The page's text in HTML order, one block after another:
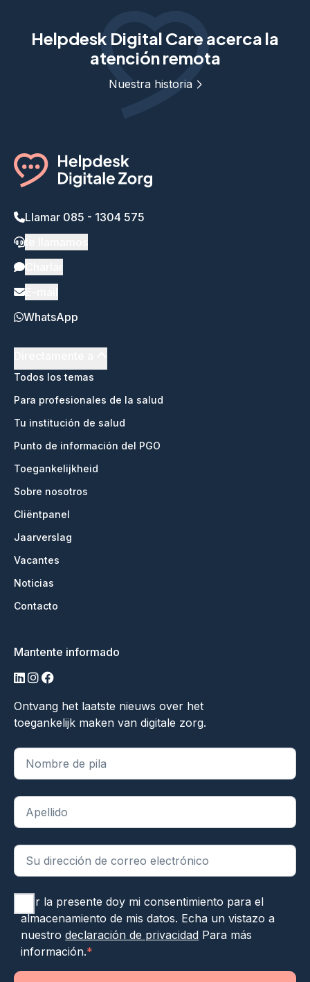
Helpdesk Digital Care acerca la
atención remota
Nuestra historia
Llamar 085 - 1304 575
WhatsApp
Todos los temas
Para profesionales de la salud
Tu institución de salud
Punto de información del PGO
Toegankelijkheid
Sobre nosotros
Cliëntpanel
Jaarverslag
Vacantes
Noticias
Contacto
Mantente informado
linkedin
instagram
facebook
Ontvang het laatste nieuws over het
toegankelijk maken van digitale zorg.
"*" indica campos obligatorios
Por la presente doy mi consentimiento para el
almacenamiento de mis datos. Echa un vistazo a
nuestrodeclaración de privacidad Para más
información.*